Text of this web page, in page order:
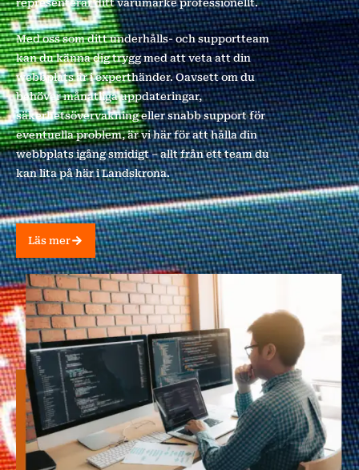
representerar ditt varumärke professionellt.
Med oss som ditt underhålls- och supportteam
kan du känna dig trygg med att veta att din
webbplats är i experthänder. Oavsett om du
behöver månatliga uppdateringar,
säkerhetsövervakning eller snabb support för
eventuella problem, är vi här för att hålla din
webbplats igång smidigt – allt från ett team du
kan lita på här i Landskrona.
Läs mer